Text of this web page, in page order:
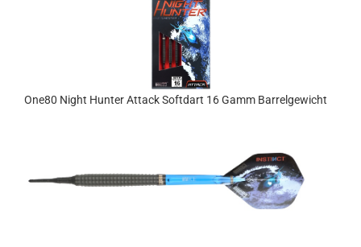
One80 Night Hun­ter At­tack Softdart 16 Gamm Bar­rel­ge­wicht